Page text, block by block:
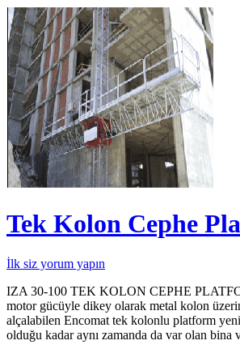
Tek Kolon Cephe
İlk siz yorum yapın
IZA 30-100 TEK KOLON CEPHE
motor gücüyle dikey olarak metal kolon
alçalabilen Encomat tek kolonlu platform
olduğu kadar aynı zamanda da var olan bina